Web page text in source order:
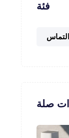
فئة
التماس
صلة